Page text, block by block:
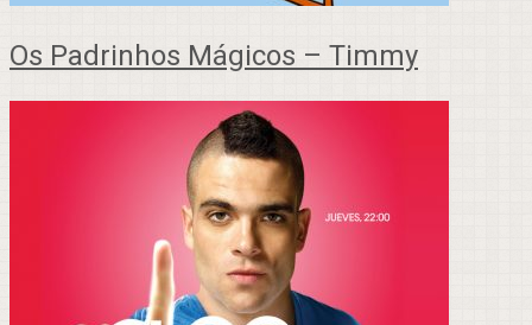
Os Padrinhos Mágicos – Timmy